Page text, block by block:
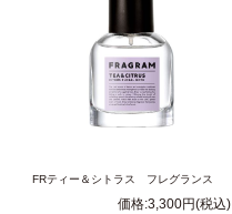
FRティー＆シトラス フレグランス
価格:3,300円(税込)